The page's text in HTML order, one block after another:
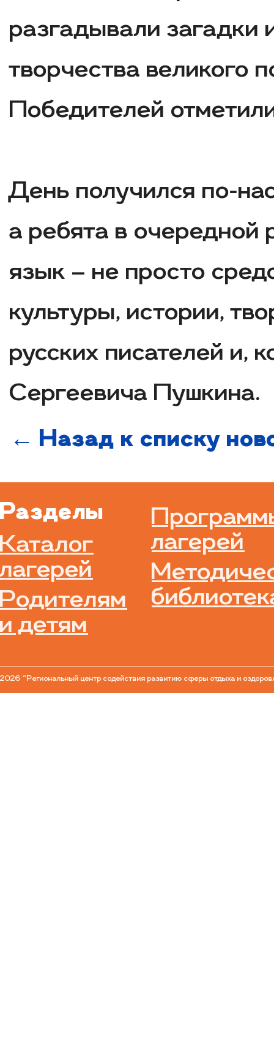
разгадывали загадки
творчества великого
Победителей
День получился по-
а ребята в очередной
язык – не просто
культуры, истории,
русских писателей и,
Сергеевича Пушкина.
← Назад к списку
Разделы
Каталог
лагерей
Родителям
и детям
лагерей
2026 "Региональный центр содействия развитию сферы отдыха и